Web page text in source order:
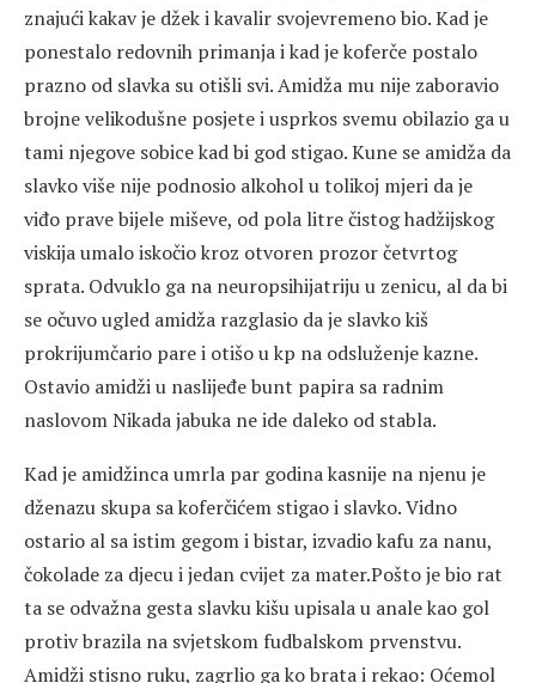
znajući kakav je džek i kavalir svojevremeno bio. Kad je
ponestalo redovnih primanja i kad je koferče postalo
prazno od slavka su otišli svi. Amidža mu nije zaboravio
brojne velikodušne posjete i usprkos svemu obilazio ga u
tami njegove sobice kad bi god stigao. Kune se amidža da
slavko više nije podnosio alkohol u tolikoj mjeri da je
viđo prave bijele miševe, od pola litre čistog hadžijskog
viskija umalo iskočio kroz otvoren prozor četvrtog
sprata. Odvuklo ga na neuropsihijatriju u zenicu, al da bi
se očuvo ugled amidža razglasio da je slavko kiš
prokrijumčario pare i otišo u kp na odsluženje kazne.
Ostavio amidži u naslijeđe bunt papira sa radnim
naslovom Nikada jabuka ne ide daleko od stabla.
Kad je amidžinca umrla par godina kasnije na njenu je
dženazu skupa sa koferčićem stigao i slavko. Vidno
ostario al sa istim gegom i bistar, izvadio kafu za nanu,
čokolade za djecu i jedan cvijet za mater.Pošto je bio rat
ta se odvažna gesta slavku kišu upisala u anale kao gol
protiv brazila na svjetskom fudbalskom prvenstvu.
Amidži stisno ruku, zagrlio ga ko brata i rekao: Oćemol